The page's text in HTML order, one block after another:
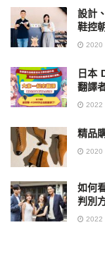
設計
鞋控
2020
日本
翻譯
2022
精品
2020
如何
判別
2022